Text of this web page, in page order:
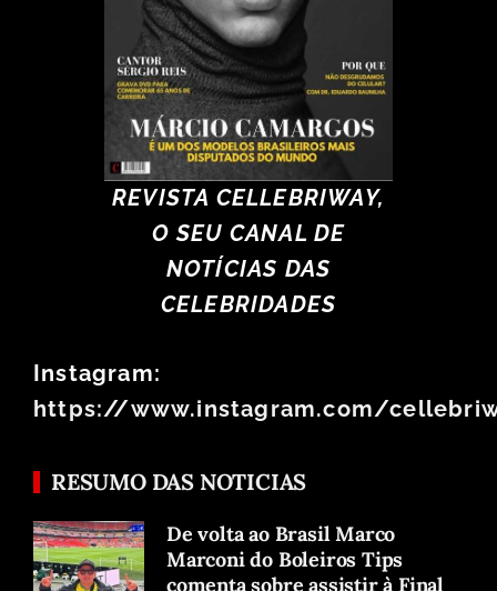
REVISTA CELLEBRIWAY,
O SEU CANAL DE
NOTÍCIAS DAS
CELEBRIDADES
Instagram:
https://www.instagram.com/
RESUMO DAS NOTICIAS
De volta ao Brasil Marco
Marconi do Boleiros Tips
comenta sobre assistir à Final